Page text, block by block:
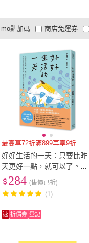
mo點加碼
大家電安心配
大家電快配
定期配/分次配
商店免運券
及以上 3 及以上
最高享72折滿899再享9折
好好生活的一天：只要比昨
天更好一點，就可以了。找
回自我肯定的內在力量
284 (售價已折)
(1)
速 折價券 登記